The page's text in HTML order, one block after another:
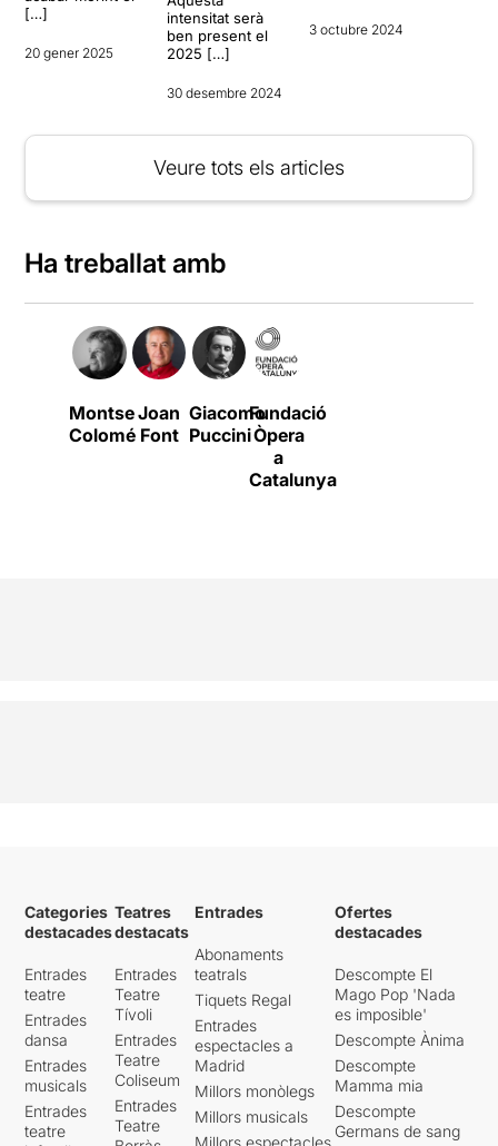
[…]
20 gener 2025
intensitat serà
ben present el
2025 […]
30 desembre 2024
3 octubre 2024
Veure tots els articles
Ha treballat amb
Montse
Colomé
Joan
Font
Giacomo
Puccini
Fundació
Òpera
a
Catalunya
Categories
destacades
Entrades
teatre
Entrades
dansa
Entrades
musicals
Entrades
teatre
Teatres
destacats
Entrades
Teatre
Tívoli
Entrades
Teatre
Coliseum
Entrades
Teatre
Entrades
Abonaments
teatrals
Tiquets Regal
Entrades
espectacles a
Madrid
Millors monòlegs
Millors musicals
Ofertes
destacades
Descompte El
Mago Pop 'Nada
es imposible'
Descompte Ànima
Descompte
Mamma mia
Descompte
Germans de sang